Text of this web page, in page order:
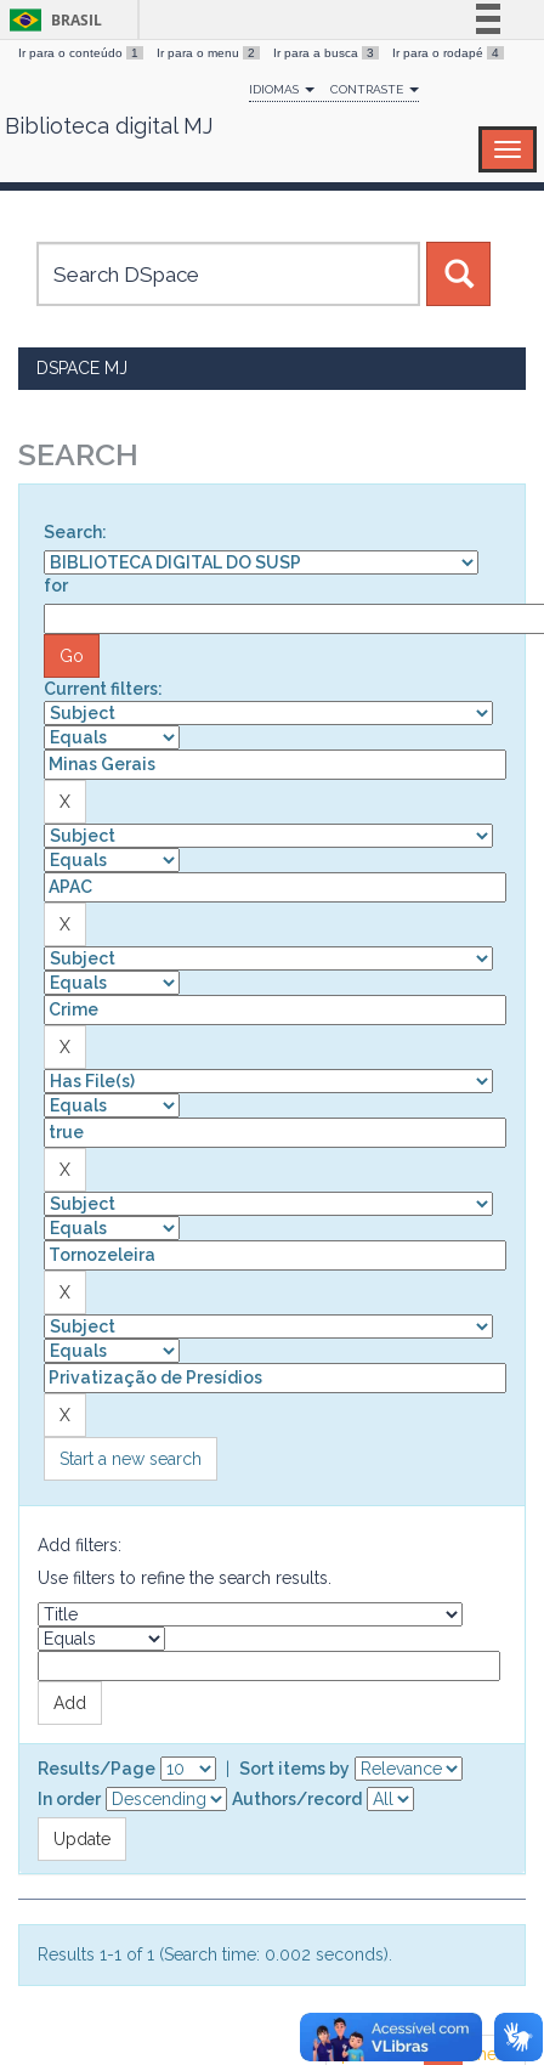
Skip
BRASIL
Simplifique!
Comunica BR
Canais
Ir para o conteúdo 1 Ir para o menu 2 Ir para a busca 3 Ir para o rodapé 4
IDIOMAS CONTRASTE
Biblioteca digital MJ
DSPACE MJ
SEARCH
Search:
for
Current filters:
Start a new search
Add filters:
Use filters to refine the search results.
Results/Page
Sort items by
In order
Authors/record
Results 1-1 of 1 (Search time: 0.002 seconds).
previous next